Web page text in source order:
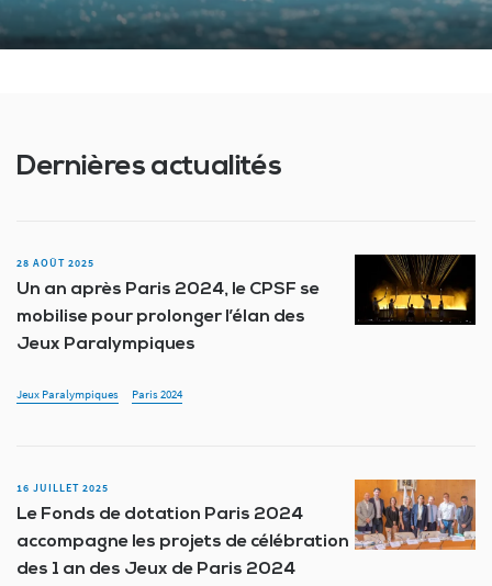
Dernières actualités
28 AOÛT 2025
Un an après Paris 2024, le CPSF se
mobilise pour prolonger l’élan des
Jeux Paralympiques
Jeux Paralympiques Paris 2024
16 JUILLET 2025
Le Fonds de dotation Paris 2024
accompagne les projets de célébration
des 1 an des Jeux de Paris 2024